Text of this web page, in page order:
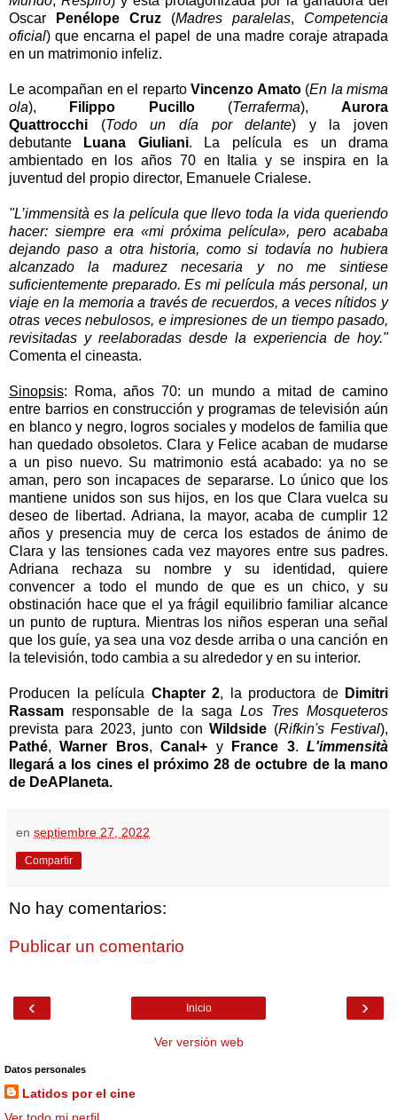
Oscar
Penélope Cruz (Madres paralelas, Competencia
oficial) que encarna el papel de una madre coraje atrapada
en un matrimonio infeliz.
Le acompañan en el repartoVincenzo Amato(En la misma
ola), Filippo Pucillo(Terraferma), Aurora
Quattrocchi (Todo un día por delante) y la joven
debutante
Luana Giuliani. La película es un drama
ambientado en los años 70 en Italia y se inspira en la
juventud del propio director, Emanuele Crialese.
"L’immensità es la película que llevo toda la vida queriendo
hacer: siempre era «mi próxima película», pero acababa
dejando paso a otra historia, como si todavía no hubiera
alcanzado la madurez necesaria y no me sintiese
suficientemente preparado. Es mi película más personal, un
viaje en la memoria a través de recuerdos, a veces nítidos y
otras veces nebulosos, e impresiones de un tiempo pasado,
revisitadas y reelaboradas desde la experiencia de hoy."
Comenta el cineasta.
Sinopsis:
Roma, años 70: un mundo a mitad de camino
entre barrios en construcción y programas de televisión aún
en blanco y negro, logros sociales y modelos de familia que
han quedado obsoletos.Clara y Felice acaban de mudarse
a un piso nuevo. Su matrimonio está acabado: ya no se
aman, pero son incapaces de separarse. Lo único que los
mantiene unidos son sus hijos, en los que Clara vuelca su
deseo de libertad. Adriana, la mayor, acaba de cumplir 12
años y presencia muy de cerca los estados de ánimo de
Clara y las tensiones cada vez mayores entre sus padres.
Adriana rechaza su nombre y su identidad, quiere
convencer a todo el mundo de que es un chico, y su
obstinación hace que el ya frágil equilibrio familiar alcance
un punto de ruptura. Mientras los niños esperan una señal
que los guíe, ya sea una voz desde arriba o una canción en
la televisión, todo cambia a su alrededor y en su interior.
Producen la película Chapter 2, la productora de Dimitri
Rassam responsable de la saga Los Tres Mosqueteros
prevista para 2023, junto conWildside (Rifkin's Festival),
Pathé,Warner Bros,Canal+ y France 3.L'immensità
llegará a los cines el próximo 28 de octubre de la mano
de DeAPlaneta.
en septiembre 27, 2022
Compartir
No hay comentarios:
Publicar un comentario
‹ ›
Inicio
Ver versión web
Datos personales
Latidos por el cine